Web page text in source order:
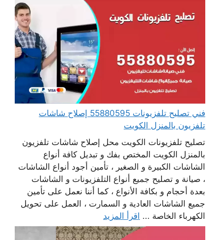
فني تصليح تلفزيونات 55880595 إصلاح شاشات
تلفزيون بالمنزل الكويت
تصليح تلفزيونات الكويت محل إصلاح شاشات تلفزيون
بالمنزل الكويت المختص بفك و تبديل كافة أنواع
الشاشات الكبيرة و الصغير ، تأمين أجود أنواع الشاشات
، صيانة و تصليح جميع أنواع التلفزيونات و الشاشات
بعدة أحجام و بكافة الأنواع ، كما أننا نعمل على تأمين
جميع الشاشات العادية و السمارت ، العمل على تحويل
الكهرباء الخاصة ... اقرأ المزيد